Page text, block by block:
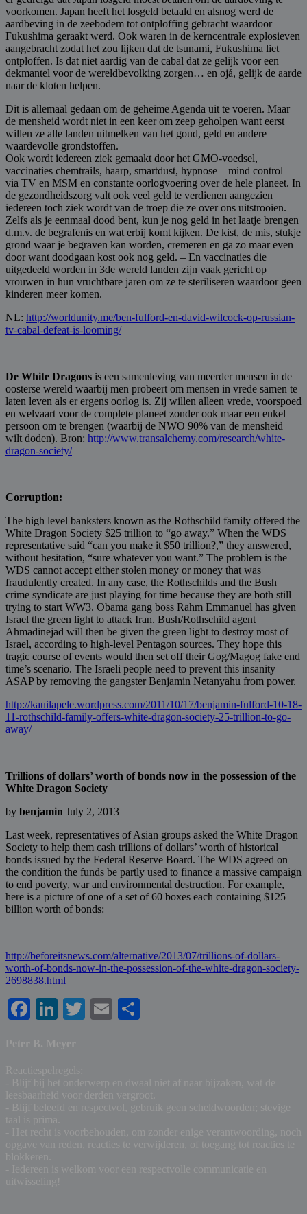
voorkomen. Japan heeft het losgeld betaald en alsnog werd de
aardbeving in de zeebodem tot ontploffing gebracht waardoor
Fukushima geraakt werd. Ook waren in de kerncentrale explosieven
aangebracht zodat het zou lijken dat de tsunami, Fukushima liet
ontploffen. Is dat niet aardig van de cabal dat ze gelijk voor een
dekmantel voor de wereldbevolking zorgen… en ojá, gelijk de aarde
naar de kloten helpen.
Dit is allemaal gedaan om de geheime Agenda uit te voeren. Maar
de mensheid wordt niet in een keer om zeep geholpen want eerst
willen ze alle landen uitmelken van het goud, geld en andere
waardevolle grondstoffen.
Ook wordt iedereen ziek gemaakt door het GMO-voedsel,
vaccinaties chemtrails, haarp, smartdust, hypnose – mind control –
via TV en MSM en constante oorlogvoering over de hele planeet. In
de gezondheidszorg valt ook veel geld te verdienen aangezien
iedereen toch ziek wordt van de troep die ze over ons uitstrooien.
Zelfs als je eenmaal dood bent, kun je nog geld in het laatje brengen
d.m.v. de begrafenis en wat erbij komt kijken. De kist, de mis, stukje
grond waar je begraven kan worden, cremeren en ga zo maar even
door want doodgaan kost ook nog geld. – En vaccinaties die
uitgedeeld worden in 3de wereld landen zijn vaak gericht op
vrouwen in hun vruchtbare jaren om ze te steriliseren waardoor geen
kinderen meer komen.
NL: http://worldunity.me/ben-fulford-en-david-wilcock-op-russian-
tv-cabal-defeat-is-looming/
De White Dragons is een samenleving van meerder mensen in de
oosterse wereld waarbij men probeert om mensen in vrede samen te
laten leven als er ergens oorlog is. Zij willen alleen vrede, voorspoed
en welvaart voor de complete planeet zonder ook maar een enkel
persoon om te brengen (waarbij de NWO 90% van de mensheid
wilt doden). Bron: http://www.transalchemy.com/research/white-
dragon-society/
Corruption:
The high level banksters known as the Rothschild family offered the
White Dragon Society $25 trillion to “go away.” When the WDS
representative said “can you make it $50 trillion?,” they answered,
without hesitation, “sure whatever you want.” The problem is the
WDS cannot accept either stolen money or money that was
fraudulently created. In any case, the Rothschilds and the Bush
crime syndicate are just playing for time because they are both still
trying to start WW3. Obama gang boss Rahm Emmanuel has given
Israel the green light to attack Iran. Bush/Rothschild agent
Ahmadinejad will then be given the green light to destroy most of
Israel, according to high-level Pentagon sources. They hope this
tragic course of events would then set off their Gog/Magog fake end
time’s scenario. The Israeli people need to prevent this insanity
ASAP by removing the gangster Benjamin Netanyahu from power.
http://kauilapele.wordpress.com/2011/10/17/benjamin-fulford-10-18-
11-rothschild-family-offers-white-dragon-society-25-trillion-to-go-
away/
Trillions of dollars’ worth of bonds now in the possession of the
White Dragon Society
by benjamin July 2, 2013
Last week, representatives of Asian groups asked the White Dragon
Society to help them cash trillions of dollars’ worth of historical
bonds issued by the Federal Reserve Board. The WDS agreed on
the condition the funds be partly used to finance a massive campaign
to end poverty, war and environmental destruction. For example,
here is a picture of one of a set of 60 boxes each containing $125
billion worth of bonds:
http://beforeitsnews.com/alternative/2013/07/trillions-of-dollars-
worth-of-bonds-now-in-the-possession-of-the-white-dragon-society-
2698838.html
Facebook
LinkedIn
TwitterEmail
Peter B. Meyer
Reactiespelregels:
- Blijf bij het onderwerp en dwaal niet af naar bijzaken, wat de
leesbaarheid voor derden vergroot.
- Blijf beleefd en respectvol, gebruik geen scheldwoorden; stevige
taal is prima.
- Het recht is voorbehouden, om zonder enige verantwoording, noch
opgave van reden, reacties te verwijderen, of toegang tot reacties te
blokkeren.
- Iedereen is welkom voor een respectvolle communicatie en
uitwisseling!